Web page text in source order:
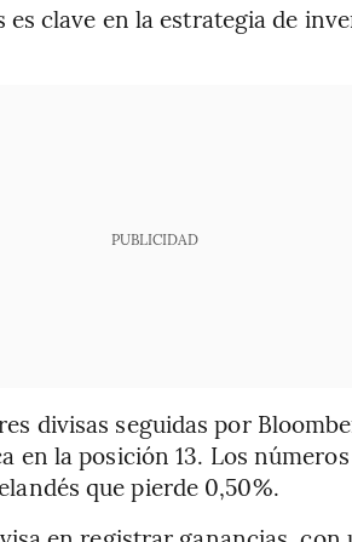
clave en la estrategia de
PUBLICIDAD
divisas seguidas por
en la posición 13. Los
que pierde 0,50%.